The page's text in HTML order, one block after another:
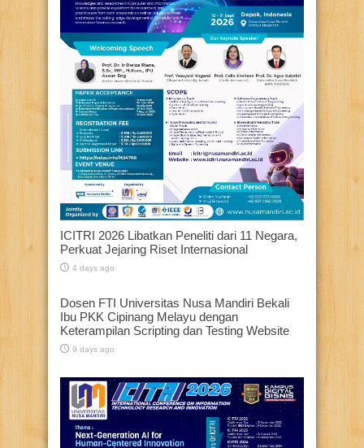
ICITRI 2026 Libatkan Peneliti dari 11 Negara,
Perkuat Jejaring Riset Internasional
4 days ago
Dosen FTI Universitas Nusa Mandiri Bekali
Ibu PKK Cipinang Melayu dengan
Keterampilan Scripting dan Testing Website
9 days ago